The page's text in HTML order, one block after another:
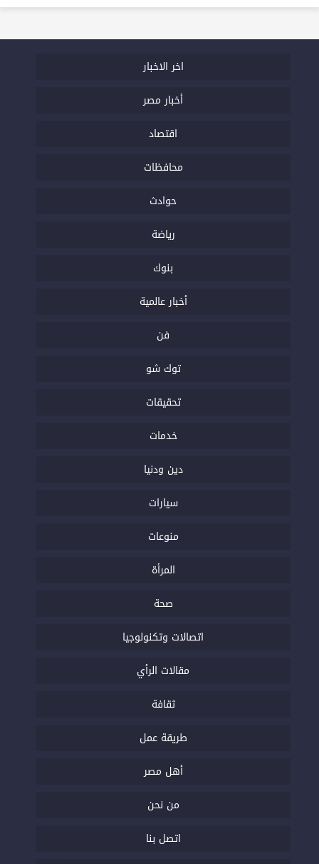
اخر الاخبار
أخبار مصر
اقتصاد
محافظات
حوادث
رياضة
بنوك
أخبار عالمية
فن
توك شو
تحقيقات
خدمات
دين ودنيا
سيارات
منوعات
المرأة
صحة
اتصالات وتكنولوجيا
مقالات الرأي
ثقافة
طريقة عمل
أهل مصر
من نحن
اتصل بنا